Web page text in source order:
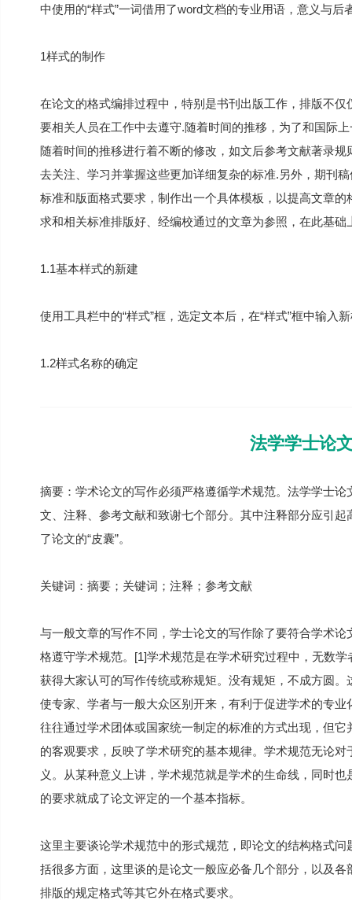
中使用的“样式”一词借用了word文档的专业用语，意义与后
1样式的制作
在论文的格式编排过程中，特别是书刊出版工作，排版不
要相关人员在工作中去遵守.随着时间的推移，为了和国际
随着时间的推移进行着不断的修改，如文后参考文献著录
去关注、学习并掌握这些更加详细复杂的标准.另外，期刊
标准和版面格式要求，制作出一个具体模板，以提高文章
求和相关标准排版好、经编校通过的文章为参照，在此基础
1.1基本样式的新建
使用工具栏中的“样式”框，选定文本后，在“样式”框中输入
1.2样式名称的确定
法学学士论
摘要：学术论文的写作必须严格遵循学术规范。法学学士
文、注释、参考文献和致谢七个部分。其中注释部分应引
了论文的“皮囊”。
关键词：摘要；关键词；注释；参考文献
与一般文章的写作不同，学士论文的写作除了要符合学术
格遵守学术规范。[1]学术规范是在学术研究过程中，无数
获得大家认可的写作传统或称规矩。没有规矩，不成方圆
使专家、学者与一般大众区别开来，有利于促进学术的专
往往通过学术团体或国家统一制定的标准的方式出现，但
的客观要求，反映了学术研究的基本规律。学术规范无论
义。从某种意义上讲，学术规范就是学术的生命线，同时
的要求就成了论文评定的一个基本指标。
这里主要谈论学术规范中的形式规范，即论文的结构格式
括很多方面，这里谈的是论文一般应必备几个部分，以及
排版的规定格式等其它外在格式要求。